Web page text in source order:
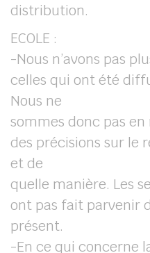
distribution.
ECOLE :
-Nous n’avons pas
celles qui ont été
Nous ne
sommes donc pas
des précisions sur le
et de
quelle manière. Les
ont pas fait parvenir
présent.
-En ce qui concerne